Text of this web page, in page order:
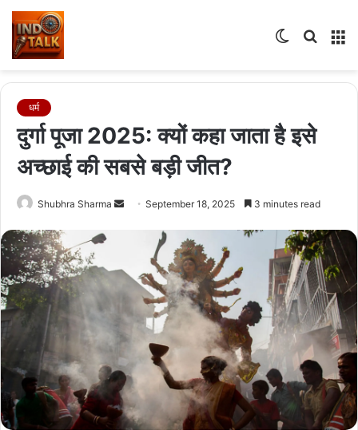
Search
Switch
धर्म
दुर्गा पूजा 2025: क्यों कहा जाता है इसे
अच्छाई की सबसे बड़ी जीत?
Shubhra Sharma
SendSeptember 18, 2025 3 minutes read